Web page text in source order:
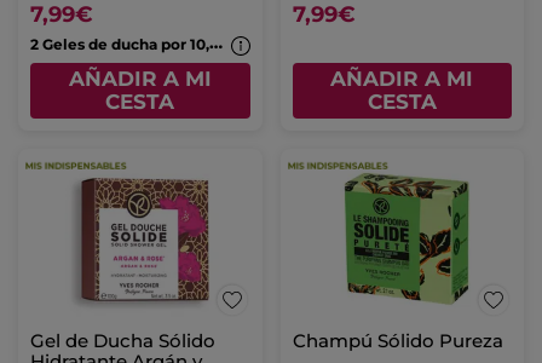
7,99€
2
Geles de ducha por 10,99€
AÑADIR A MI
CESTA
7,99€
AÑADIR A MI
CESTA
Gel de Ducha Sólido
Champú Sólido Pureza